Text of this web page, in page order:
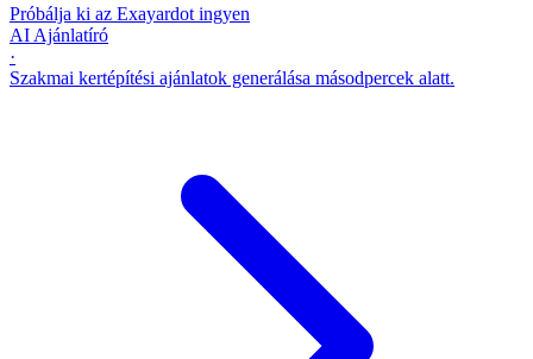
Próbálja ki az Exayardot ingyen
AI Ajánlatíró
·
Szakmai kertépítési ajánlatok generálása másodpercek alatt.